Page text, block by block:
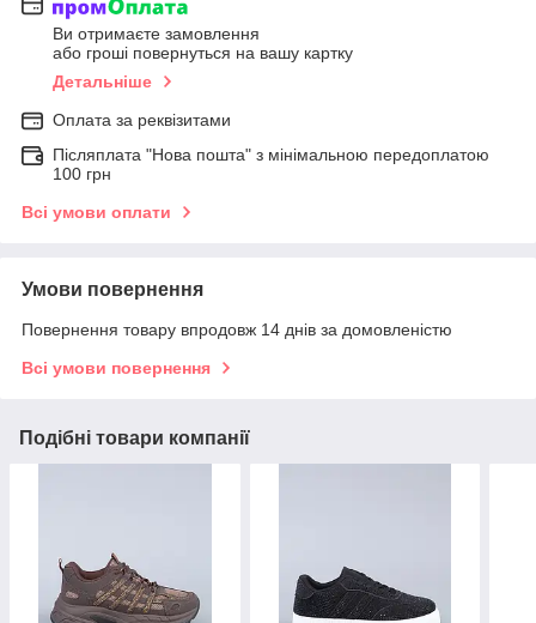
Ви отримаєте замовлення
або гроші повернуться на вашу картку
Детальніше
Оплата за реквізитами
Післяплата "Нова пошта" з мінімальною передоплатою
100 грн
Всі умови оплати
Умови повернення
Повернення товару впродовж 14 днів за домовленістю
Всі умови повернення
Подібні товари компанії